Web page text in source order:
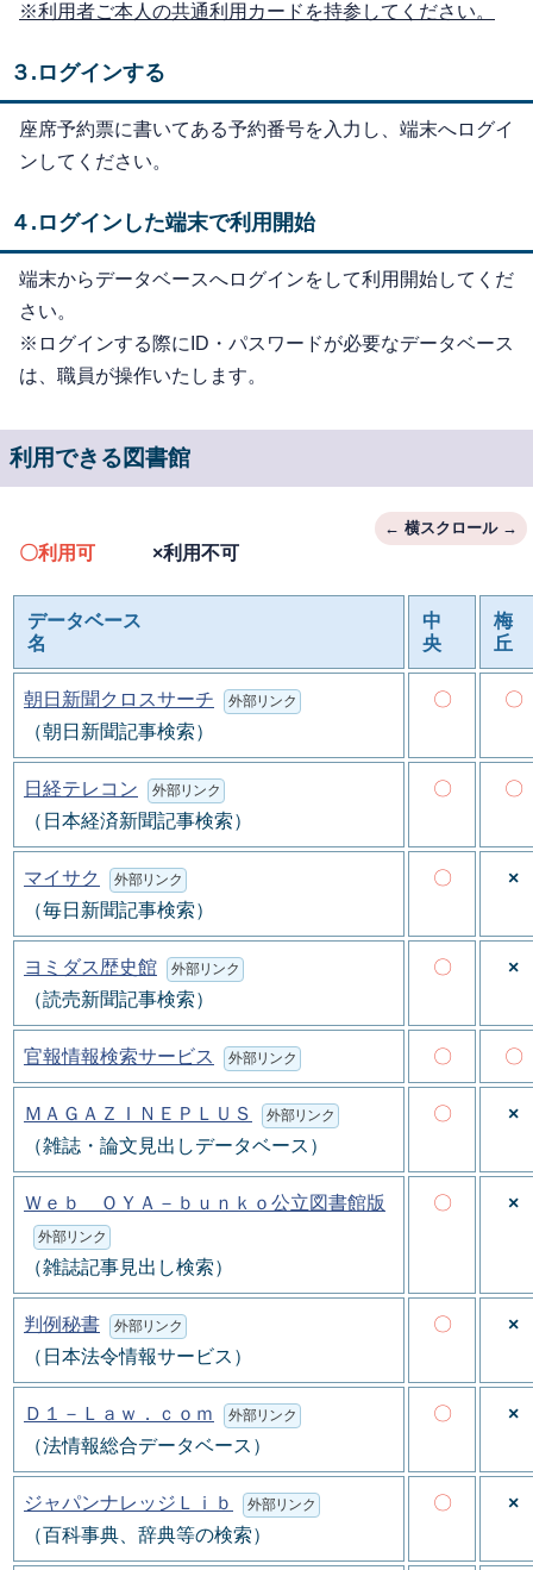
※利用者ご本人の共通利用カードを持参してください。
３.ログインする
座席予約票に書いてある予約番号を入力し、端末へログイ
ンしてください。
４.ログインした端末で利用開始
端末からデータベースへログインをして利用開始してくだ
さい。
※ログインする際にID・パスワードが必要なデータベース
は、職員が操作いたします。
利用できる図書館
〇利用可 ×利用不可
データベース
名
中
央
梅
丘
朝日新聞クロスサーチ 外部リンク
（朝日新聞記事検索）
〇 〇
日経テレコン 外部リンク
（日本経済新聞記事検索）
〇 〇
マイサク 外部リンク
（毎日新聞記事検索）
〇 ×
ヨミダス歴史館 外部リンク
（読売新聞記事検索）
〇 ×
官報情報検索サービス 外部リンク 〇 〇
ＭＡＧＡＺＩＮＥＰＬＵＳ 外部リンク
（雑誌・論文見出しデータベース）
〇 ×
Ｗｅｂ ＯＹＡ－ｂｕｎｋｏ公立図書館版
外部リンク
（雑誌記事見出し検索）
〇 ×
判例秘書 外部リンク
（日本法令情報サービス）
〇 ×
Ｄ１－Ｌａｗ．ｃｏｍ 外部リンク
（法情報総合データベース）
〇 ×
ジャパンナレッジＬｉｂ 外部リンク
（百科事典、辞典等の検索）
〇 ×